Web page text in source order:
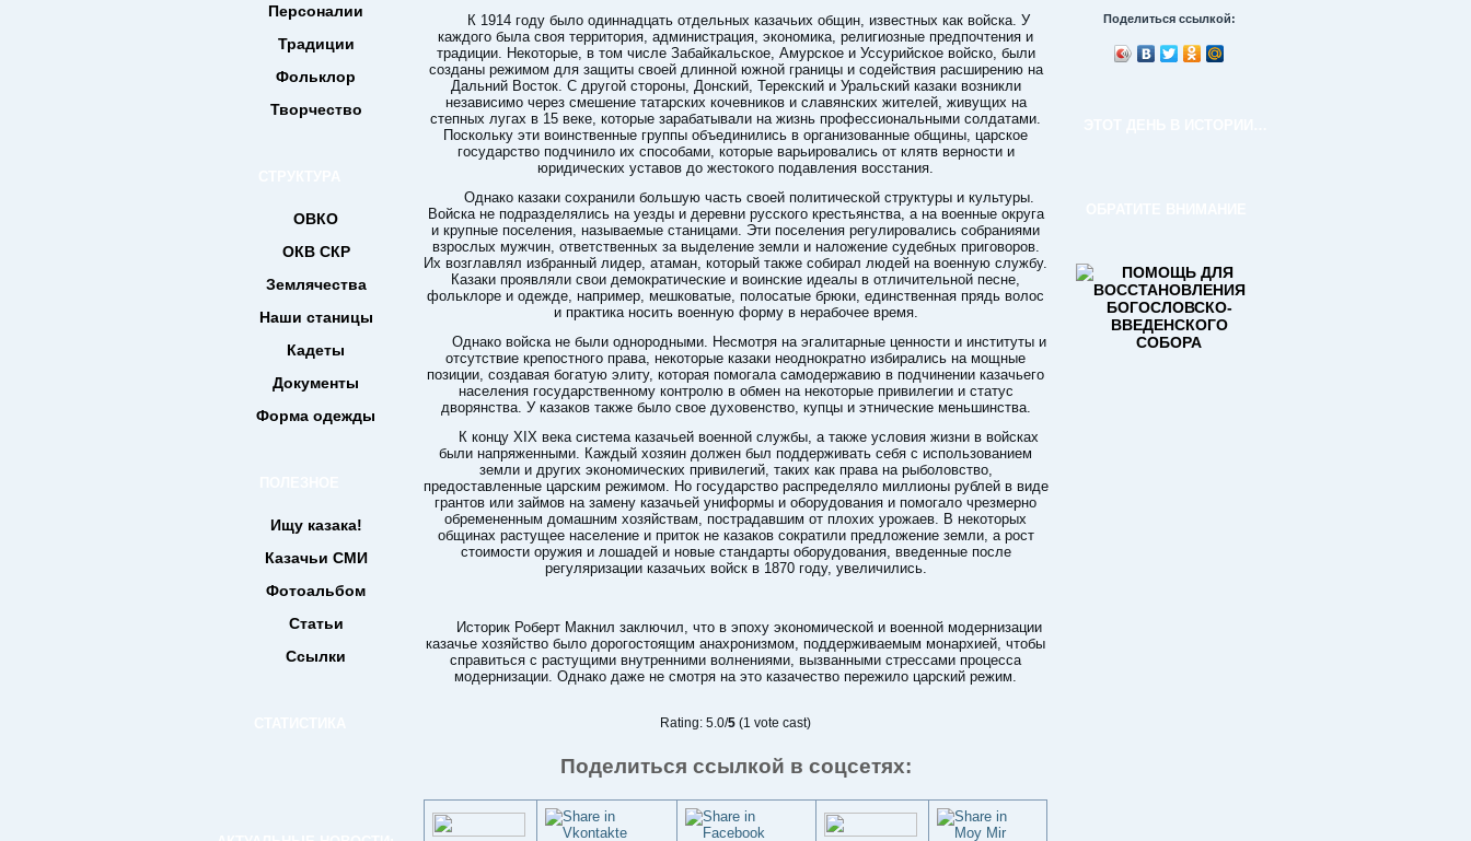
Персоналии
Традиции
Фольклор
Творчество
ОВКО
ОКВ СКР
Землячества
Наши станицы
Кадеты
Документы
Форма одежды
Ищу казака!
Казачьи СМИ
Фотоальбом
Статьи
Ссылки
К 1914 году было одиннадцать отдельных казачьих общин, известных как войска. У
каждого была своя территория, администрация, экономика, религиозные предпочтения и
традиции. Некоторые, в том числе Забайкальское, Амурское и Уссурийское войско, были
созданы режимом для защиты своей длинной южной границы и содействия расширению на
Дальний Восток. С другой стороны, Донский, Терекский и Уральский казаки возникли
независимо через смешение татарских кочевников и славянских жителей, живущих на
степных лугах в 15 веке, которые зарабатывали на жизнь профессиональными солдатами.
Поскольку эти воинственные группы объединились в организованные общины, царское
государство подчинило их способами, которые варьировались от клятв верности и
юридических уставов до жестокого подавления восстания.
Однако казаки сохранили большую часть своей политической структуры и культуры.
Войска не подразделялись на уезды и деревни русского крестьянства, а на военные округа
и крупные поселения, называемые станицами. Эти поселения регулировались собраниями
взрослых мужчин, ответственных за выделение земли и наложение судебных приговоров.
Их возглавлял избранный лидер, атаман, который также собирал людей на военную службу.
Казаки проявляли свои демократические и воинские идеалы в отличительной песне,
фольклоре и одежде, например, мешковатые, полосатые брюки, единственная прядь волос
и практика носить военную форму в нерабочее время.
Однако войска не были однородными. Несмотря на эгалитарные ценности и институты и
отсутствие крепостного права, некоторые казаки неоднократно избирались на мощные
позиции, создавая богатую элиту, которая помогала самодержавию в подчинении казачьего
населения государственному контролю в обмен на некоторые привилегии и статус
дворянства. У казаков также было свое духовенство, купцы и этнические меньшинства.
К концу XIX века система казачьей военной службы, а также условия жизни в войсках
были напряженными. Каждый хозяин должен был поддерживать себя с использованием
земли и других экономических привилегий, таких как права на рыболовство,
предоставленные царским режимом. Но государство распределяло миллионы рублей в виде
грантов или займов на замену казачьей униформы и оборудования и помогало чрезмерно
обремененным домашним хозяйствам, пострадавшим от плохих урожаев. В некоторых
общинах растущее население и приток не казаков сократили предложение земли, а рост
стоимости оружия и лошадей и новые стандарты оборудования, введенные после
регуляризации казачьих войск в 1870 году, увеличились.
Историк Роберт Макнил заключил, что в эпоху экономической и военной модернизации
казачье хозяйство было дорогостоящим анахронизмом, поддерживаемым монархией, чтобы
справиться с растущими внутренними волнениями, вызванными стрессами процесса
модернизации. Однако даже не смотря на это казачество пережило царский режим.
Rating: 5.0/5 (1 vote cast)
Поделиться ссылкой в соцсетях:
Поделиться ссылкой: